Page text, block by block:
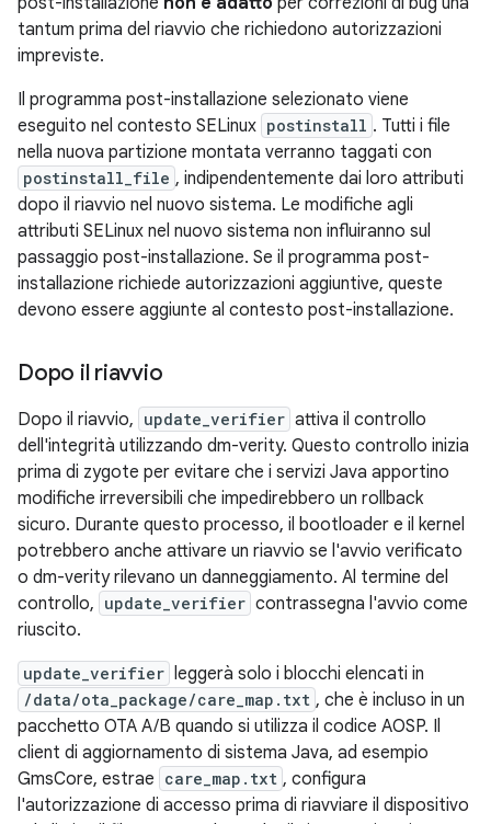
tantum prima del riavvio che richiedono autorizzazioni
impreviste.
Il programma post-installazione selezionato viene
eseguito nel contesto SELinux postinstall . Tutti i file
nella nuova partizione montata verranno taggati con
postinstall_file , indipendentemente dai loro attributi
dopo il riavvio nel nuovo sistema. Le modifiche agli
attributi SELinux nel nuovo sistema non influiranno sul
passaggio post-installazione. Se il programma post-
installazione richiede autorizzazioni aggiuntive, queste
devono essere aggiunte al contesto post-installazione.
Dopo il riavvio
Dopo il riavvio, update_verifier attiva il controllo
dell'integrità utilizzando dm-verity. Questo controllo inizia
prima di zygote per evitare che i servizi Java apportino
modifiche irreversibili che impedirebbero un rollback
sicuro. Durante questo processo, il bootloader e il kernel
potrebbero anche attivare un riavvio se l'avvio verificato
o dm-verity rilevano un danneggiamento. Al termine del
controllo, update_verifier contrassegna l'avvio come
riuscito.
update_verifier leggerà solo i blocchi elencati in
/data/ota_package/care_map.txt , che è incluso in un
pacchetto OTA A/B quando si utilizza il codice AOSP. Il
client di aggiornamento di sistema Java, ad esempio
GmsCore, estrae care_map.txt , configura
l'autorizzazione di accesso prima di riavviare il dispositivo